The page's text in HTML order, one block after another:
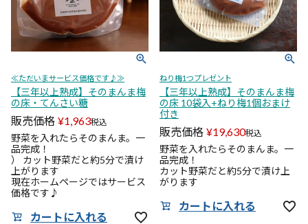
≪ただいまサービス価格です♪≫
【三年以上熟成】そのまんま梅
の床・てんさい糖
販売価格 ¥1,963税込
野菜を入れたらそのまんま。一
品完成！
） カット野菜だと約5分で漬け
上がります
現在ホームページではサービス
価格です♪
カートに入れる
ねり梅1つプレゼント
【三年以上熟成】そのまんま梅
の床 10袋入+ねり梅1個おまけ
付き
販売価格 ¥19,630税込
野菜を入れたらそのまんま。一
品完成！
カット野菜だと約5分で漬け上
がります
カートに入れる